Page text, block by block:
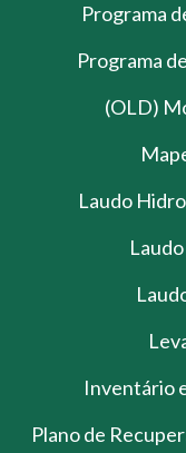
Programa
Programa
(OLD)
Laudo
Inventário
Plano de